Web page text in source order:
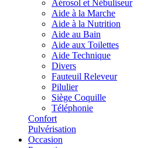
Aérosol et Nébuliseur
Aide à la Marche
Aide à la Nutrition
Aide au Bain
Aide aux Toilettes
Aide Technique
Divers
Fauteuil Releveur
Pilulier
Siège Coquille
Téléphonie
Confort
Pulvérisation
Occasion